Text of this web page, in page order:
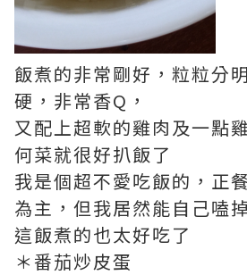
飯煮的非常剛好，粒粒分
硬，非常香Q，
又配上超軟的雞肉及一點
何菜就很好扒飯了
我是個超不愛吃飯的，正
為主，但我居然能自己嗑
這飯煮的也太好吃了
＊番茄炒皮蛋